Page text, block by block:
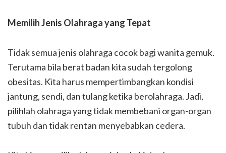
Memilih Jenis Olahraga yang Tepat
Tidak semua jenis olahraga cocok bagi wanita gemuk.
Terutama bila berat badan kita sudah tergolong
obesitas. Kita harus mempertimbangkan kondisi
jantung, sendi, dan tulang ketika berolahraga. Jadi,
pilihlah olahraga yang tidak membebani organ-organ
tubuh dan tidak rentan menyebabkan cedera.